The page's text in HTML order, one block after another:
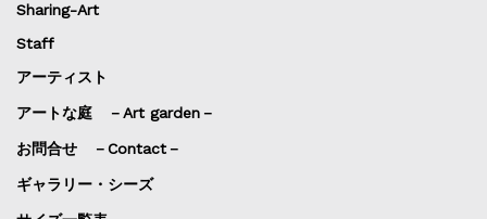
Sharing-Art
Staff
アーティスト
アートな庭 －Art garden－
お問合せ －Contact－
ギャラリー・シーズ